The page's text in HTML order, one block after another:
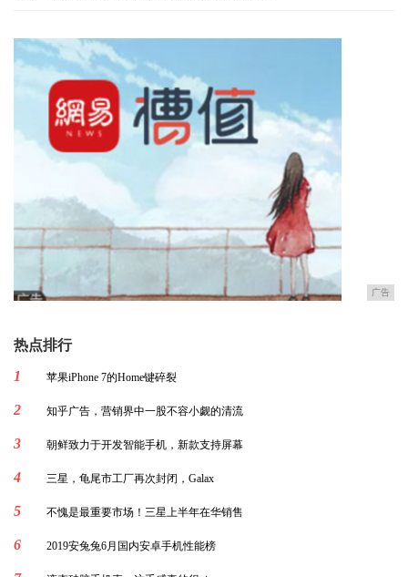
广告
热点排行
1
苹果iPhone 7的Home键碎裂
2 知乎广告，营销界中一股不容小觑的清流
3 朝鲜致力于开发智能手机，新款支持屏幕
4 三星，龟尾市工厂再次封闭，Galax
5 不愧是最重要市场！三星上半年在华销售
6 2019安兔兔6月国内安卓手机性能榜